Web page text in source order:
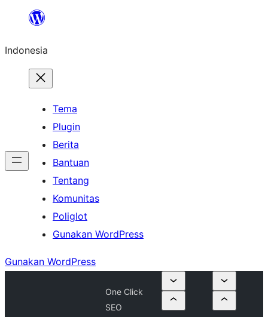
Lewati
konten
Indonesia
Tema
Plugin
Berita
Bantuan
Tentang
Komunitas
Poliglot
Gunakan WordPress
Gunakan WordPress
One Click
SEO